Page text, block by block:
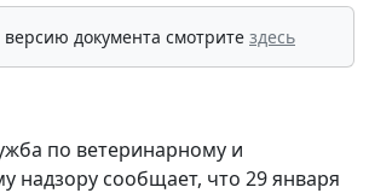
документа смотрите здесь
по ветеринарному и
надзору сообщает, что 29 января